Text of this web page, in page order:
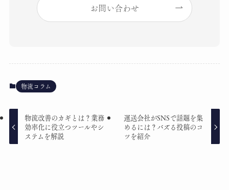
お問い合わせ
物流コラム
物流改善のカギとは？業務
効率化に役立つツールやシ
ステムを解説
運送会社がSNSで話題を集
めるには？バズる投稿のコ
ツを紹介